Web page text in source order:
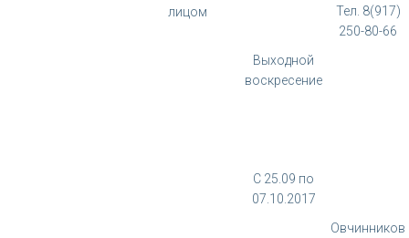
лицом
Выходной
воскресение
Тел. 8(917)
250-80-66
С 25.09 по
07.10.2017
Овчинников